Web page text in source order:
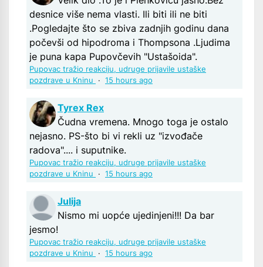
desnice više nema vlasti. Ili biti ili ne biti
.Pogledajte što se zbiva zadnjih godinu dana
počevši od hipodroma i Thompsona .Ljudima
je puna kapa Pupovčevih "Ustašoida".
Pupovac tražio reakciju, udruge prijavile ustaške
pozdrave u Kninu
· 15 hours ago
Tyrex Rex
Čudna vremena. Mnogo toga je ostalo
nejasno. PS-što bi vi rekli uz "izvođače
radova".... i suputnike.
Pupovac tražio reakciju, udruge prijavile ustaške
pozdrave u Kninu
· 15 hours ago
Julija
Nismo mi uopće ujedinjeni!!! Da bar
jesmo!
Pupovac tražio reakciju, udruge prijavile ustaške
pozdrave u Kninu
· 15 hours ago